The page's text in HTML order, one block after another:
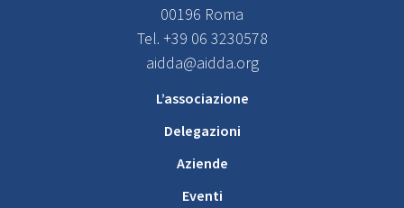
00196 Roma
Tel. +39 06 3230578
aidda@aidda.org
L’associazione
Delegazioni
Aziende
Eventi